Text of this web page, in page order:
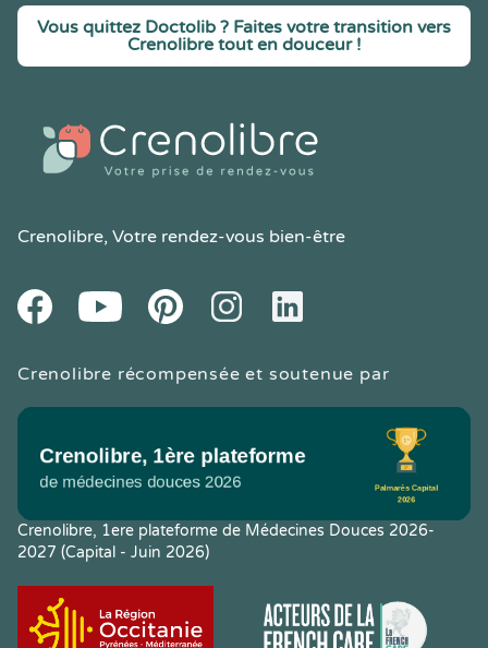
Vous quittez Doctolib ? Faites votre transition vers
Crenolibre tout en douceur !
Crenolibre, Votre rendez-vous bien-être
FacebookYoutube PinteresetInstagramLinkedIn
Crenolibre récompensée et soutenue par
Crenolibre, 1ere plateforme de Médecines Douces 2026-
2027 (Capital - Juin 2026)